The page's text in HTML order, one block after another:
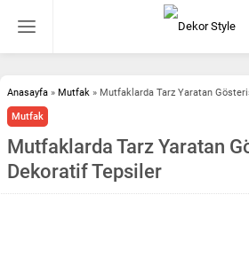
Anasayfa » Mutfak » Mutfaklarda Tarz Yaratan
Mutfak
Mutfaklarda Tarz Yaratan
Dekoratif Tepsiler